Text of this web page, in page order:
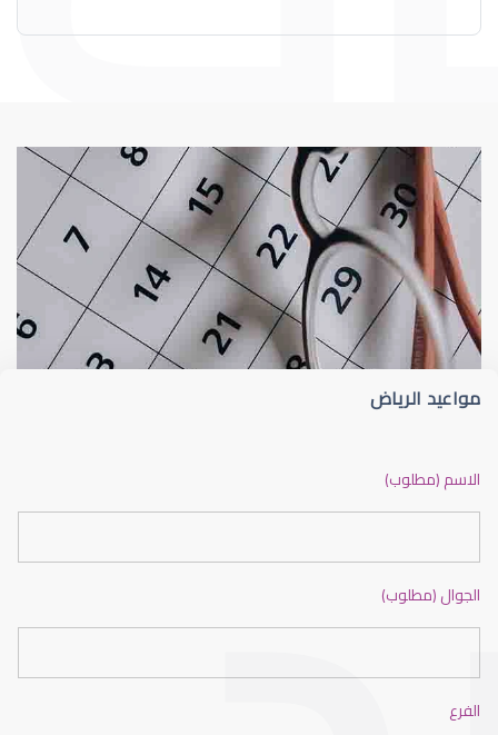
عيوب الإبصار
العدسات اللاصقة
العدسات اللاصقة الصلبة
مواعيد الرياض
الاسم (مطلوب)
الجوال (مطلوب)
الفرع